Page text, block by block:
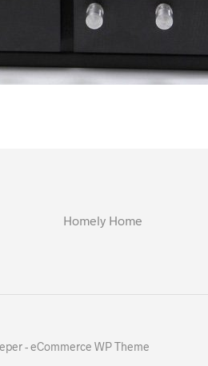
Homely Home
- eCommerce WP Theme